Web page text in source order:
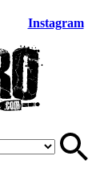
Instagram